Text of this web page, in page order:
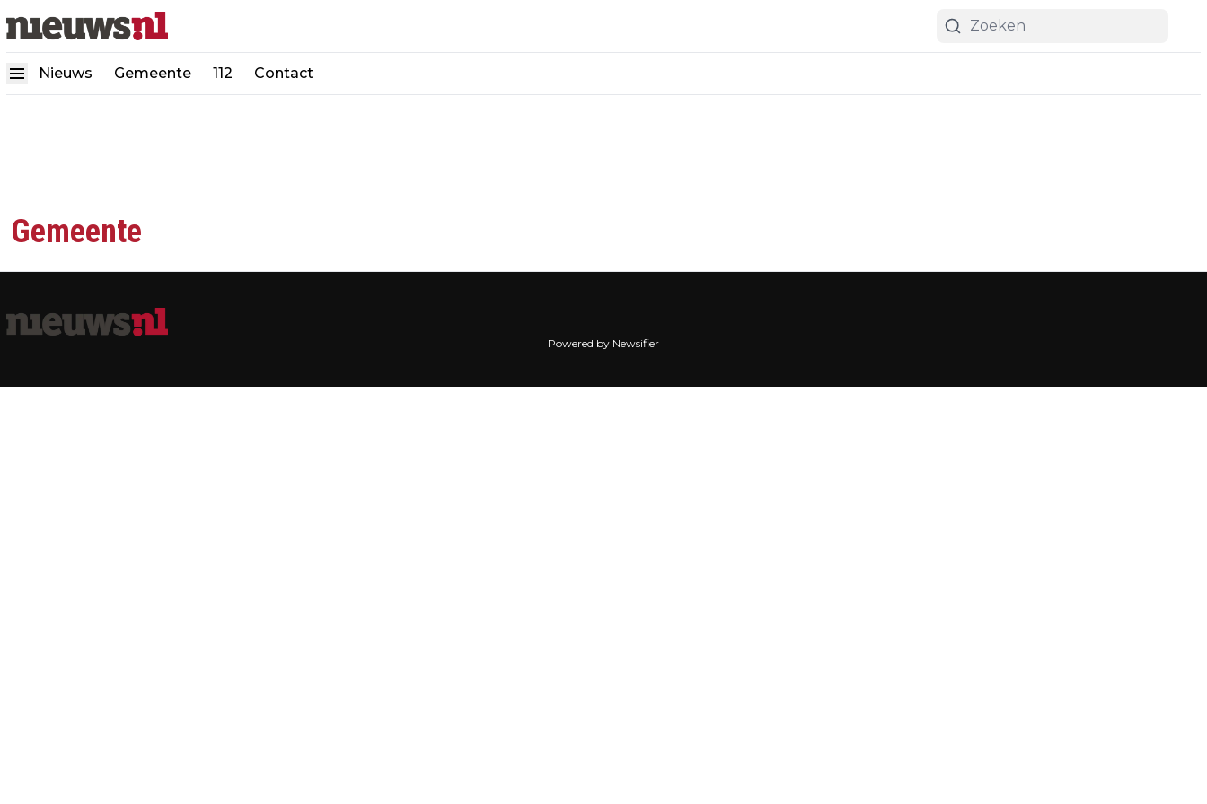
Nieuws Gemeente 112 Contact
Gemeente
Powered by Newsifier